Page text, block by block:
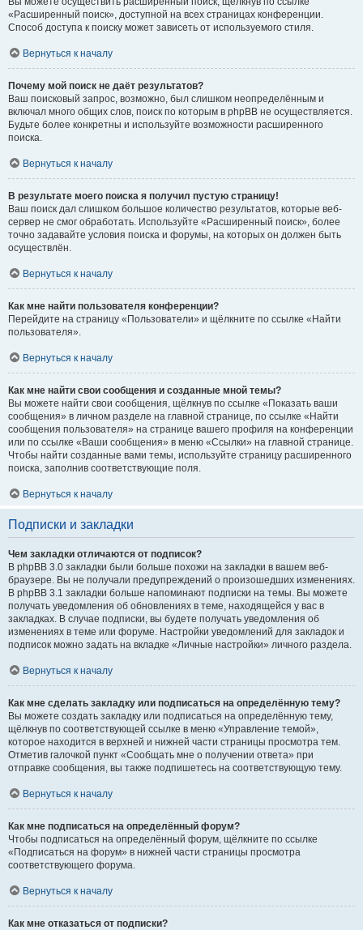
«Расширенный поиск», доступной на всех страницах конференции.
Способ доступа к поиску может зависеть от используемого стиля.
Вернуться к началу
Почему мой поиск не даёт результатов?
Ваш поисковый запрос, возможно, был слишком неопределённым и
включал много общих слов, поиск по которым в phpBB не осуществляется.
Будьте более конкретны и используйте возможности расширенного
поиска.
Вернуться к началу
В результате моего поиска я получил пустую страницу!
Ваш поиск дал слишком большое количество результатов, которые веб-
сервер не смог обработать. Используйте «Расширенный поиск», более
точно задавайте условия поиска и форумы, на которых он должен быть
осуществлён.
Вернуться к началу
Как мне найти пользователя конференции?
Перейдите на страницу «Пользователи» и щёлкните по ссылке «Найти
пользователя».
Вернуться к началу
Как мне найти свои сообщения и созданные мной темы?
Вы можете найти свои сообщения, щёлкнув по ссылке «Показать ваши
сообщения» в личном разделе на главной странице, по ссылке «Найти
сообщения пользователя» на странице вашего профиля на конференции
или по ссылке «Ваши сообщения» в меню «Ссылки» на главной странице.
Чтобы найти созданные вами темы, используйте страницу расширенного
поиска, заполнив соответствующие поля.
Вернуться к началу
Подписки и закладки
Чем закладки отличаются от подписок?
В phpBB 3.0 закладки были больше похожи на закладки в вашем веб-
браузере. Вы не получали предупреждений о произошедших изменениях.
В phpBB 3.1 закладки больше напоминают подписки на темы. Вы можете
получать уведомления об обновлениях в теме, находящейся у вас в
закладках. В случае подписки, вы будете получать уведомления об
изменениях в теме или форуме. Настройки уведомлений для закладок и
подписок можно задать на вкладке «Личные настройки» личного раздела.
Вернуться к началу
Как мне сделать закладку или подписаться на определённую тему?
Вы можете создать закладку или подписаться на определённую тему,
щёлкнув по соответствующей ссылке в меню «Управление темой»,
которое находится в верхней и нижней части страницы просмотра тем.
Отметив галочкой пункт «Сообщать мне о получении ответа» при
отправке сообщения, вы также подпишетесь на соответствующую тему.
Вернуться к началу
Как мне подписаться на определённый форум?
Чтобы подписаться на определённый форум, щёлкните по ссылке
«Подписаться на форум» в нижней части страницы просмотра
соответствующего форума.
Вернуться к началу
Как мне отказаться от подписки?